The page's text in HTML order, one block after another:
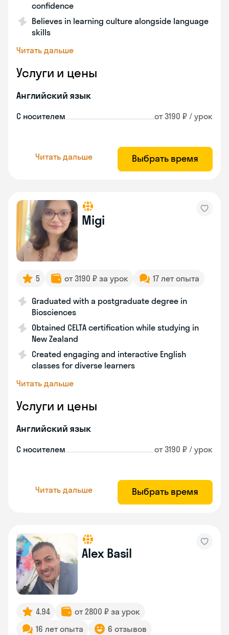
confidence
Believes in learning culture alongside language
skills
Читать дальше
Услуги и цены
Английский язык
С носителем от 3190 ₽ / урок
Читать дальше Выбрать время
Migi
5 от 3190 ₽ за урок 17 лет опыта
Graduated with a postgraduate degree in
Biosciences
Obtained CELTA certification while studying in
New Zealand
Created engaging and interactive English
classes for diverse learners
Читать дальше
Услуги и цены
Английский язык
С носителем от 3190 ₽ / урок
Читать дальше Выбрать время
Alex Basil
4.94
от 2800 ₽ за урок
16 лет опыта
6 отзывов